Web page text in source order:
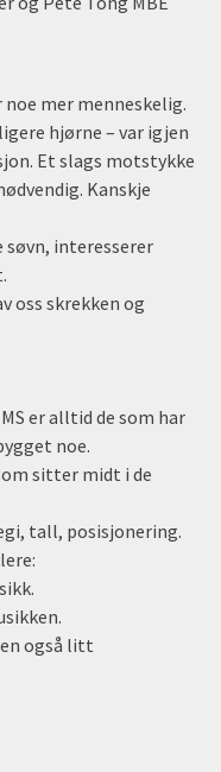
mer menneskelig.
hjørne – var igjen
Et slags motstykke
Kanskje
interesserer
oss skrekken og
er alltid de som har
noe.
sitter midt i de
tall, posisjonering.
også litt